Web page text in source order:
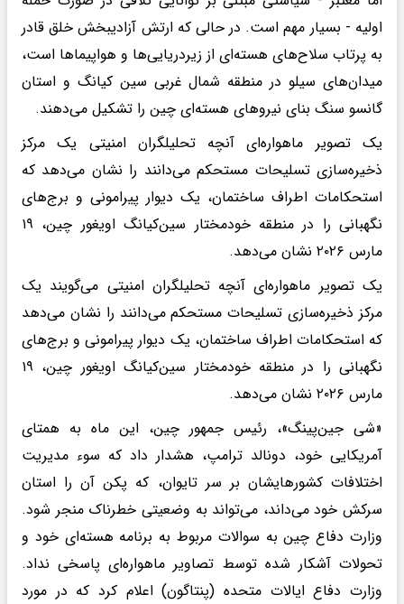
اولیه - بسیار مهم است. در حالی که ارتش آزادیبخش خلق قادر
به پرتاب سلاح‌های هسته‌ای از زیردریایی‌ها و هواپیماها است،
میدان‌های سیلو در منطقه شمال غربی سین کیانگ و استان
گانسو سنگ بنای نیروهای هسته‌ای چین را تشکیل می‌دهند.
یک تصویر ماهواره‌ای آنچه تحلیلگران امنیتی یک مرکز
ذخیره‌سازی تسلیحات مستحکم می‌دانند را نشان می‌دهد که
استحکامات اطراف ساختمان، یک دیوار پیرامونی و برج‌های
نگهبانی را در منطقه خودمختار سین‌کیانگ اویغور چین، ۱۹
مارس ۲۰۲۶ نشان می‌دهد.
یک تصویر ماهواره‌ای آنچه تحلیلگران امنیتی می‌گویند یک
مرکز ذخیره‌سازی تسلیحات مستحکم می‌دانند را نشان می‌دهد
که استحکامات اطراف ساختمان، یک دیوار پیرامونی و برج‌های
نگهبانی را در منطقه خودمختار سین‌کیانگ اویغور چین، ۱۹
مارس ۲۰۲۶ نشان می‌دهد.
«شی جین‌پینگ»، رئیس جمهور چین، این ماه به همتای
آمریکایی خود، دونالد ترامپ، هشدار داد که سوء مدیریت
اختلافات کشورهایشان بر سر تایوان، که پکن آن را استان
سرکش خود می‌داند، می‌تواند به وضعیتی خطرناک منجر شود.
وزارت دفاع چین به سوالات مربوط به برنامه هسته‌ای خود و
تحولات آشکار شده توسط تصاویر ماهواره‌ای پاسخی نداد.
وزارت دفاع ایالات متحده (پنتاگون) اعلام کرد که در مورد